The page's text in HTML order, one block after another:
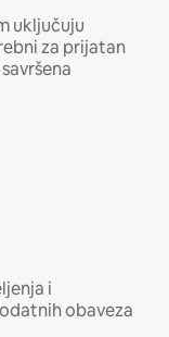
uključuju
za prijatan
i
obaveza